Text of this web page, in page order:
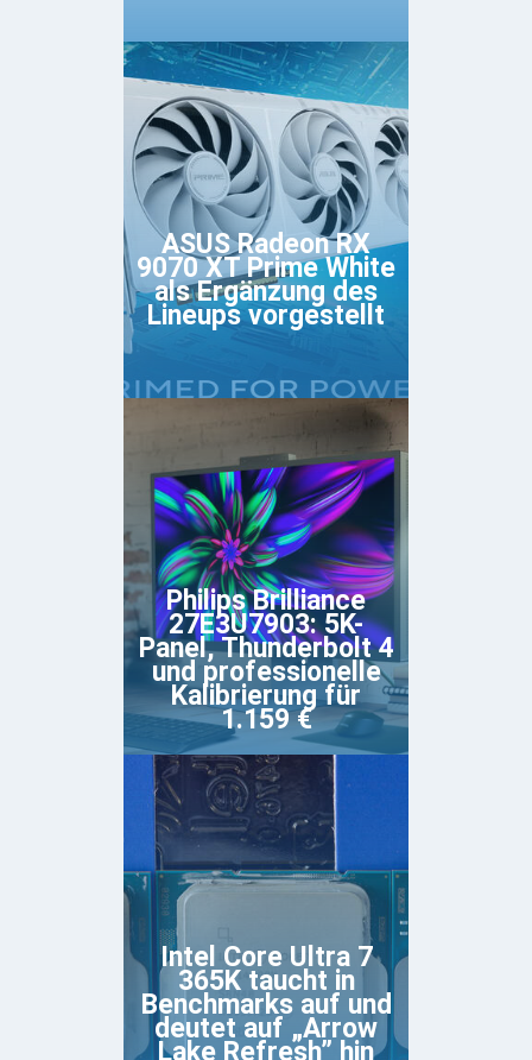
ASUS Radeon RX
9070 XT Prime White
als Ergänzung des
Lineups vorgestellt
Philips Brilliance
27E3U7903: 5K-
Panel, Thunderbolt 4
und professionelle
Kalibrierung für
1.159 €
Intel Core Ultra 7
365K taucht in
Benchmarks auf und
deutet auf „Arrow
Lake Refresh” hin